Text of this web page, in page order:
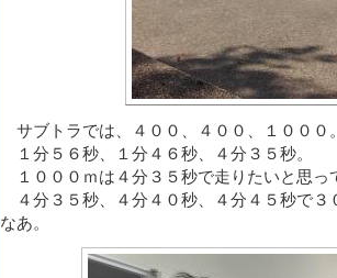
サブトラでは、４００、４００、１０００
１分５６秒、１分４６秒、４分３５秒。
１０００ｍは４分３５秒で走りたいと思っ
４分３５秒、４分４０秒、４分４５秒で３
なあ。